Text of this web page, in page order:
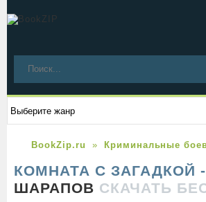
BookZip.ru Криминальные
КОМНАТА С ЗАГАДКОЙ -
ШАРАПОВ СКАЧАТЬ